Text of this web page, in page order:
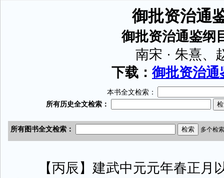
御批资治通
御批资治通鉴纲
南宋 · 朱熹、
下载： 御批资治
本书全文检索：
【丙辰】建武中元元年春正月